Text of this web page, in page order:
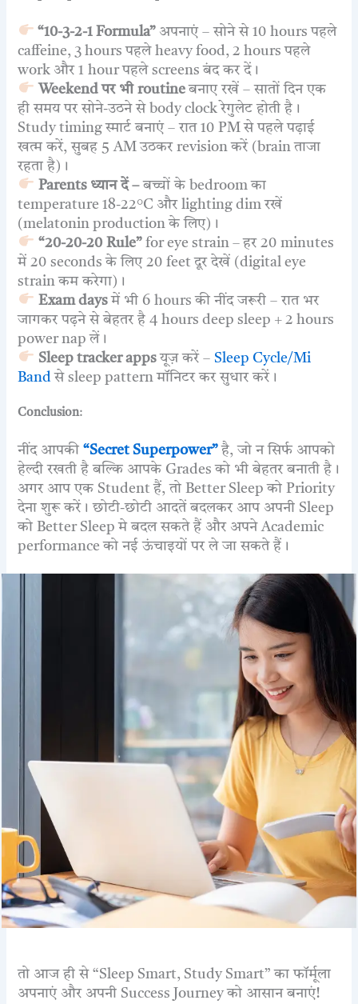
“10-3-2-1 Formula”अपनाएं – सोने से 10 hours पहले
caffeine, 3 hours पहले heavy food, 2 hours पहले
work और 1 hour पहले screens बंद कर दें।
Weekend पर भी routineबनाए रखें – सातों दिन एक
ही समय पर सोने-उठने से body clock रेगुलेट होती है।
Study timing स्मार्ट बनाएं – रात 10 PM से पहले पढ़ाई
खत्म करें, सुबह 5 AM उठकर revision करें (brain ताजा
रहता है)।
Parents ध्यान दें –बच्चों के bedroom का
temperature 18-22°C और lighting dim रखें
(melatonin production के लिए)।
“20-20-20 Rule”for eye strain – हर 20 minutes
में 20 seconds के लिए 20 feet दूर देखें (digital eye
strain कम करेगा)।
Exam daysमें भी 6 hours की नींद जरूरी – रात भर
जागकर पढ़ने से बेहतर है 4 hours deep sleep + 2 hours
power nap लें।
Sleep tracker appsयूज़ करें –Sleep Cycle/Mi
Band से sleep pattern मॉनिटर कर सुधार करें।
Conclusion:
नींद आपकी“Secret Superpower” है, जो न सिर्फ आपको
हेल्दी रखती है बल्कि आपके Grades को भी बेहतर बनाती है।
अगर आप एक Student हैं, तो Better Sleep को Priority
देना शुरू करें। छोटी-छोटी आदतें बदलकर आप अपनी Sleep
को Better Sleep मे बदल सकते हैं और अपने Academic
performance को नई ऊंचाइयों पर ले जा सकते हैं।
तो आज ही से “Sleep Smart, Study Smart” का फॉर्मूला
अपनाएं और अपनी Success Journey को आसान बनाएं!